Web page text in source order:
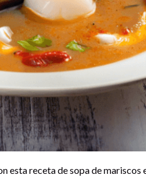
esta receta de sopa de